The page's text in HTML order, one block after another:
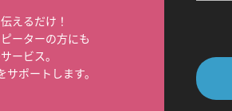
えるだけ！
ーターの方にも
ービス。
ポートします。